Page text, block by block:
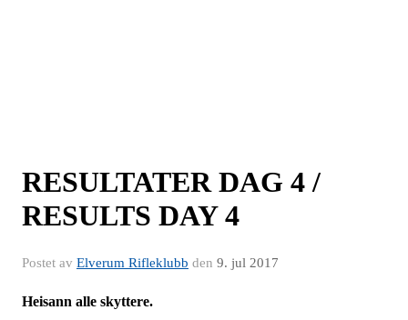
RESULTATER DAG 4 /
RESULTS DAY 4
Postet av Elverum Rifleklubb den 9. jul 2017
Heisann alle skyttere.